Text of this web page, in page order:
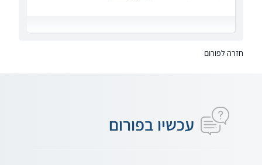
חזרה לפורום
עכשיו בפורום